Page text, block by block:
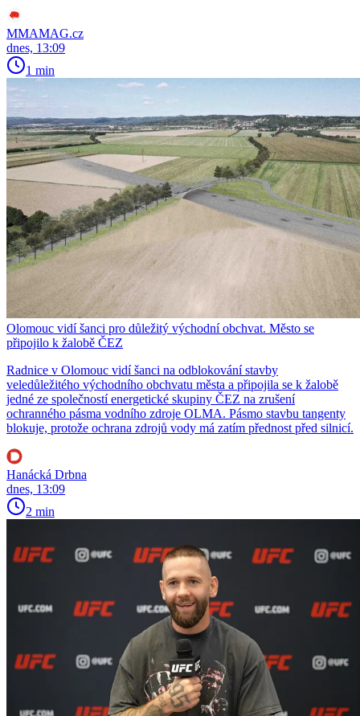
MMAMAG.cz
dnes, 13:09
1 min
Olomouc vidí šanci pro důležitý východní obchvat. Město se
připojilo k žalobě ČEZ
Radnice v Olomouc vidí šanci na odblokování stavby
veledůležitého východního obchvatu města a připojila se k žalobě
jedné ze společností energetické skupiny ČEZ na zrušení
ochranného pásma vodního zdroje OLMA. Pásmo stavbu tangenty
blokuje, protože ochrana zdrojů vody má zatím přednost před silnicí.
Hanácká Drbna
dnes, 13:09
2 min